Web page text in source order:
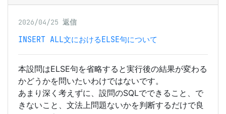
2026/04/25 返信
INSERT ALL文におけるELSE句について
本設問はELSE句を省略すると実行後の結果が変わる
かどうかを問いたいわけではないです。
あまり深く考えずに、設問のSQLでできること、で
きないこと、文法上問題ないかを判断するだけで良